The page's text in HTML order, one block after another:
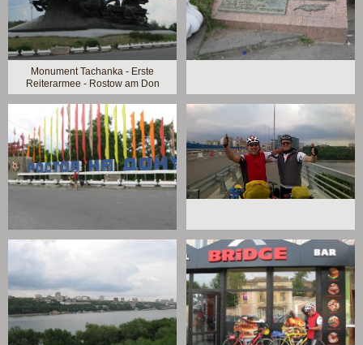
Monument Tachanka - Erste
Reiterarmee - Rostow am Don